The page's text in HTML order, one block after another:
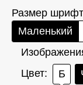
Размер
Маленький
Цвет:
Б